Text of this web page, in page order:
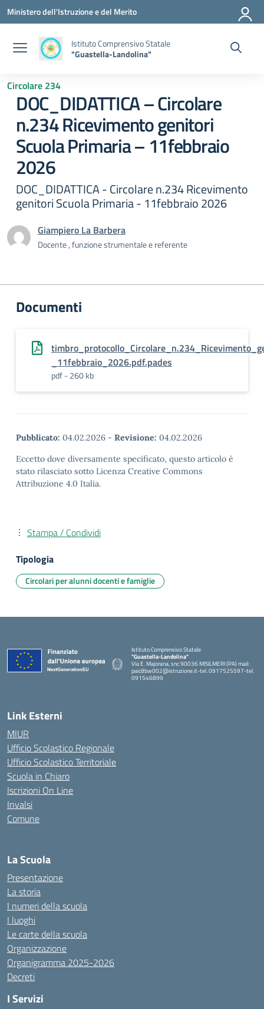
Vai ai contenuti
Vai al menu di navigazione
Vai al footer
Ministero dell'Istruzione e del Merito
Istituto Comprensivo Statale
"Guastella-Landolina"
Circolare 234
DOC_DIDATTICA – Circolare
n.234 Ricevimento genitori
Scuola Primaria – 11febbraio
2026
DOC_DIDATTICA - Circolare n.234 Ricevimento
genitori Scuola Primaria - 11febbraio 2026
Giampiero La Barbera
Docente , funzione strumentale e referente
Documenti
_11febbraio_2026.pdf.pades
pdf - 260 kb
Pubblicato: 04.02.2026 - Revisione: 04.02.2026
Eccetto dove diversamente specificato, questo articolo è
stato rilasciato sotto Licenza Creative Commons
Attribuzione 4.0 Italia.
Stampa / Condividi
Tipologia
Circolari per alunni docenti e famiglie
Istituto Comprensivo Statale
"Guastella-Landolina"
Via E. Majorana, snc 90036 MISILMERI (PA) mail:
paic8bw002@istruzione.it-tel. 0917525597-tel.
091546899
Link Esterni
MIUR
Ufficio Scolastico Regionale
Ufficio Scolastico Territoriale
Scuola in Chiaro
Iscrizioni On Line
Invalsi
Comune
La Scuola
Presentazione
La storia
I numeri della scuola
I luoghi
Le carte della scuola
Organizzazione
Organigramma 2025-2026
Decreti
I Servizi